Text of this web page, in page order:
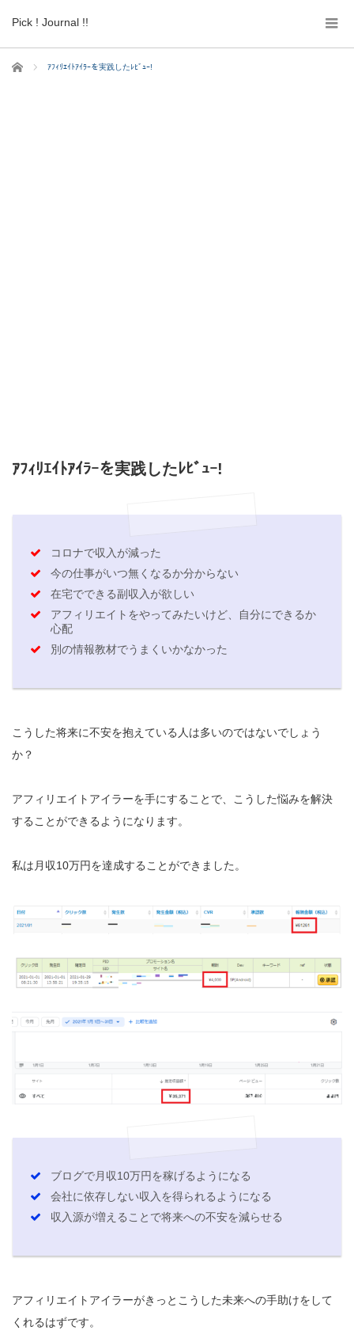
Pick ! Journal !!
ホーム ｱﾌｨﾘｴｲﾄｱｲﾗｰを実践したﾚﾋﾞｭｰ!
ｱﾌｨﾘｴｲﾄｱｲﾗｰを実践したﾚﾋﾞｭｰ!
コロナで収入が減った
今の仕事がいつ無くなるか分からない
在宅でできる副収入が欲しい
アフィリエイトをやってみたいけど、自分にできるか
心配
別の情報教材でうまくいかなかった
こうした将来に不安を抱えている人は多いのではないでしょう
か？
アフィリエイトアイラーを手にすることで、こうした悩みを解決
することができるようになります。
私は月収10万円を達成することができました。
ブログで月収10万円を稼げるようになる
会社に依存しない収入を得られるようになる
収入源が増えることで将来への不安を減らせる
アフィリエイトアイラーがきっとこうした未来への手助けをして
くれるはずです。